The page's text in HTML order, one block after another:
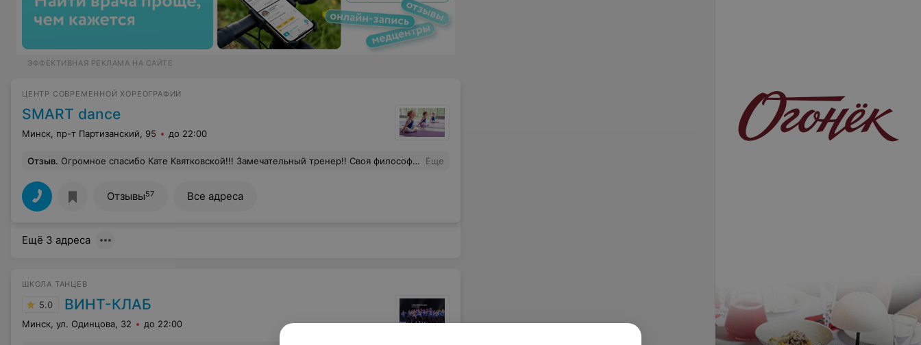
ЭФФЕКТИВНАЯ РЕКЛАМА НА САЙТЕ
ЦЕНТР СОВРЕМЕННОЙ ХОРЕОГРАФИИ
SMART dance
Минск, пр-т Партизанский, 95 до 22:00
Отзыв. Огромное спасибо Кате Квятковской!!! Замечательный тренер!! Своя философия танца, свое видение. Пахота нереальная, но при этом совсем не болит спина. Первый раз за много лет увлечения совершенно разными направлениями. Сейчас сделала перерыв в занятиях по уважительной причине)))) Но после родов обязательно к вам вернусь)))) Еще
Отзывы57 Все адреса
Ещё 3 адреса
ШКОЛА ТАНЦЕВ
5.0 ВИНТ-КЛАБ
Минск, ул. Одинцова, 32 до 22:00